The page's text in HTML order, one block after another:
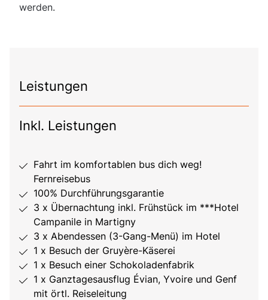
werden.
Leistungen
Inkl. Leistungen
Fahrt im komfortablen bus dich weg!
Fernreisebus
100% Durchführungsgarantie
3 x Übernachtung inkl. Frühstück im ***Hotel
Campanile in Martigny
3 x Abendessen (3-Gang-Menü) im Hotel
1 x Besuch der Gruyère-Käserei
1 x Besuch einer Schokoladenfabrik
1 x Ganztagesausflug Évian, Yvoire und Genf
mit örtl. Reiseleitung